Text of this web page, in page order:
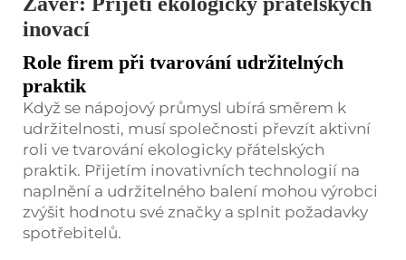
inovací
Role firem při tvarování udržitelných
praktik
Když se nápojový průmysl ubírá směrem k
udržitelnosti, musí společnosti převzít aktivní
roli ve tvarování ekologicky přátelských
praktik. Přijetím inovativních technologií na
naplnění a udržitelného balení mohou výrobci
zvýšit hodnotu své značky a splnit požadavky
spotřebitelů.